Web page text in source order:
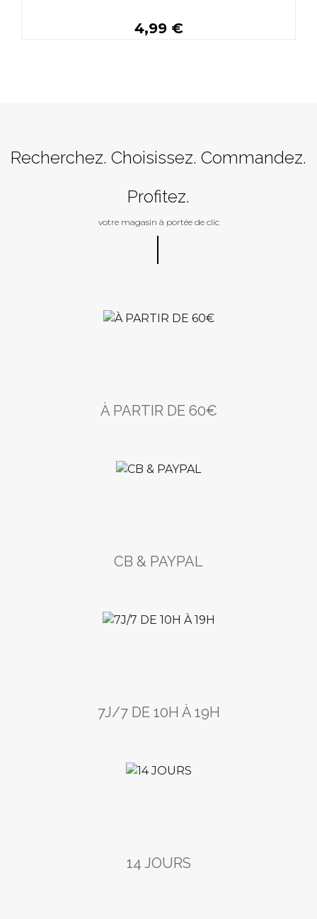
4,99 €
Recherchez. Choisissez. Commandez.
Profitez.
votre magasin à portée de clic
À PARTIR DE 60€
CB & PAYPAL
7J/7 DE 10H À 19H
14 JOURS